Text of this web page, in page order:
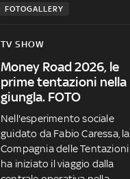
FOTOGALLERY
TV SHOW
Money Road 2026, le
prime tentazioni nella
giungla. FOTO
Nell'esperimento sociale
guidato da Fabio Caressa, la
Compagnia delle Tentazioni
ha iniziato il viaggio dalla